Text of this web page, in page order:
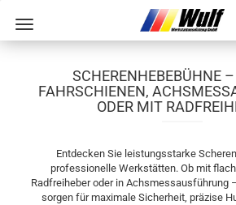
SCHERENHEBEBÜHNE
FAHRSCHIENEN,
ODER MIT
Entdecken Sie leistungsstarke
professionelle Werkstätten. Ob mit
Radfreiheber oder in Achsmessausführung
sorgen für maximale Sicherheit, präzise